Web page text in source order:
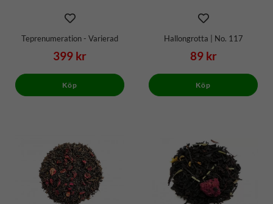
Teprenumeration - Varierad
399 kr
Köp
Hallongrotta | No. 117
89 kr
Köp